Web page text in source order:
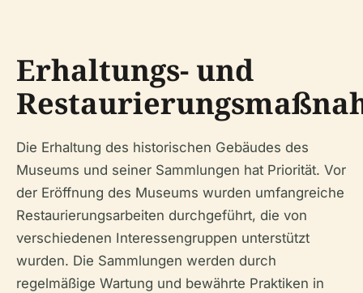
Erhaltungs- und
Die Erhaltung des historischen Gebäudes des
Museums und seiner Sammlungen hat Priorität. Vor
der Eröffnung des Museums wurden umfangreiche
Restaurierungsarbeiten durchgeführt, die von
verschiedenen Interessengruppen unterstützt
wurden. Die Sammlungen werden durch
regelmäßige Wartung und bewährte Praktiken in